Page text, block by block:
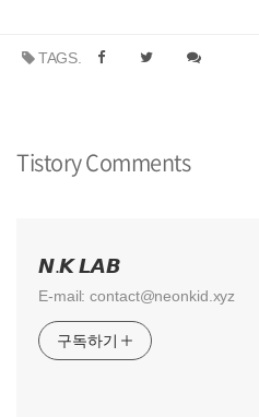
TAGS.
Tistory Comments
𝙉.𝙆 𝙇𝘼𝘽
E-mail: contact@neonkid.xyz
구독하기